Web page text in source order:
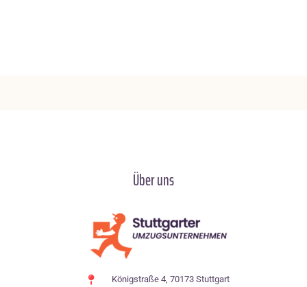
Über uns
Königstraße 4, 70173 Stuttgart